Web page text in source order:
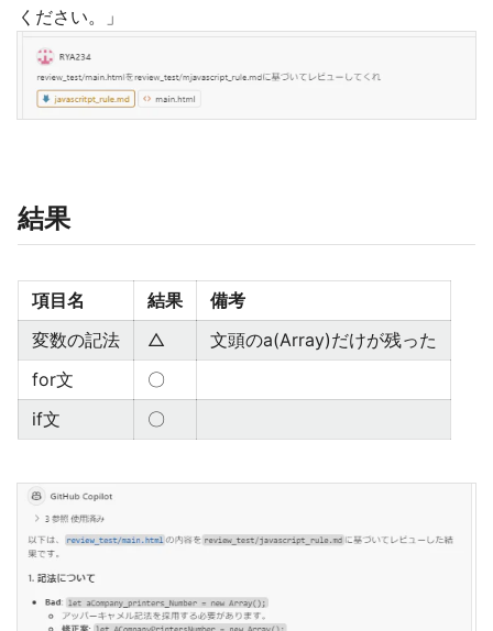
ください。」
結果
項目名 結果
備考
変数の記法
△
文頭のa(Array)だけが残った
for文
〇
if文
〇